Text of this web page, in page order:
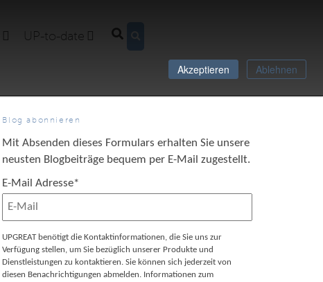
Akzeptieren Ablehnen
UP-to-date
Blog abonnieren
Mit Absenden dieses Formulars erhalten Sie unsere
neusten Blogbeiträge bequem per E-Mail zugestellt.
E-Mail Adresse*
UPGREAT benötigt die Kontaktinformationen, die Sie uns zur
Verfügung stellen, um Sie bezüglich unserer Produkte und
Dienstleistungen zu kontaktieren. Sie können sich jederzeit von
diesen Benachrichtigungen abmelden. Informationen zum